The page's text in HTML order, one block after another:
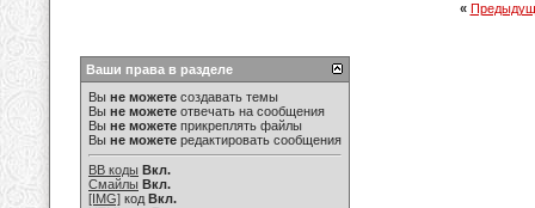
«
Ваши права в разделе
Вы не можете создавать темы
Вы не можете отвечать на сообщения
Вы не можете прикреплять файлы
Вы не можете редактировать сообщения
BB коды Вкл.
Смайлы Вкл.
[IMG] код Вкл.